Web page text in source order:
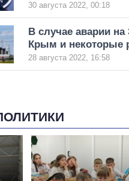
30 августа 2022, 00:18
В случае аварии
Крым и некоторые
28 августа 2022, 16:58